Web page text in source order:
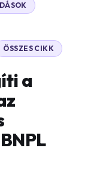
ÖSSZES CIKK
a